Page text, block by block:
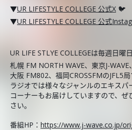
▼UR LIFESTYLE COLLEGE 公式X 🐦
▼UR LIFESTYLE COLLEGE 公式
UR LIFE STLYE COLLEGEは毎週日曜
札幌 FM NORTH WAVE、東京J-WAVE
大阪 FM802、福岡CROSSFMのJFL5局
ラジオでは様々なジャンルのエキスパ
コーナーもお届けしていますので、
さい。
番組HP： https://www.j-wave.co.jp/